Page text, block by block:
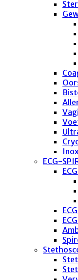
ECG-